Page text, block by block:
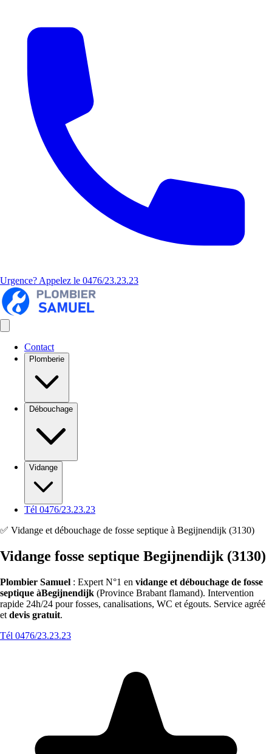
Urgence? Appelez le 0476/23.23.23
Contact
Plomberie
Débouchage
Vidange
Tél 0476/23.23.23
✅ Vidange et débouchage de fosse septique à Begijnendijk (3130)
Vidange fosse septique Begijnendijk (3130)
Plombier Samuel : Expert N°1 en vidange et débouchage de fosse
septique àBegijnendijk (Province Brabant flamand). Intervention
rapide 24h/24 pour fosses, canalisations, WC et égouts. Service agréé
et devis gratuit.
Tél 0476/23.23.23